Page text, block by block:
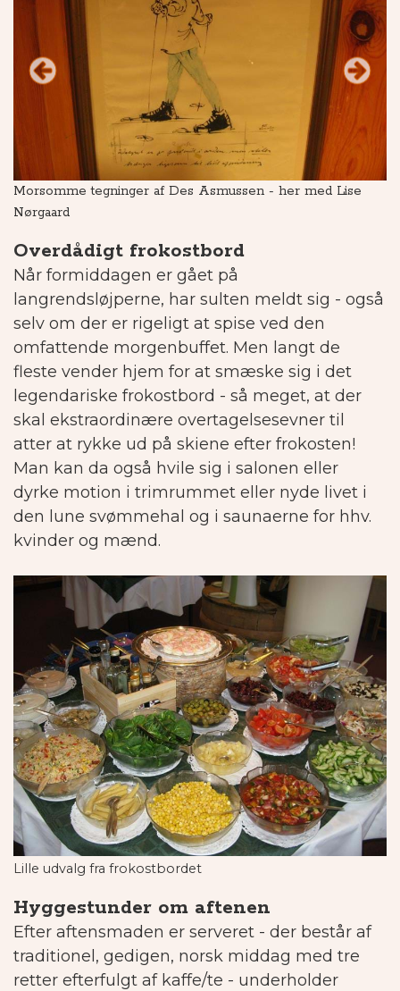
Morsomme tegninger af Des Asmussen - her med Lise
Nørgaard
Overdådigt frokostbord
Når formiddagen er gået på
langrendsløjperne, har sulten meldt sig - også
selv om der er rigeligt at spise ved den
omfattende morgenbuffet. Men langt de
fleste vender hjem for at smæske sig i det
legendariske frokostbord - så meget, at der
skal ekstraordinære overtagelsesevner til
atter at rykke ud på skiene efter frokosten!
Man kan da også hvile sig i salonen eller
dyrke motion i trimrummet eller nyde livet i
den lune svømmehal og i saunaerne for hhv.
kvinder og mænd.
Lille udvalg fra frokostbordet
Hyggestunder om aftenen
Efter aftensmaden er serveret - der består af
traditionel, gedigen, norsk middag med tre
retter efterfulgt af kaffe/te - underholder